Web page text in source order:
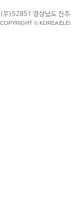
(우)52851 경상남도 진
COPYRIGHT © KOREA